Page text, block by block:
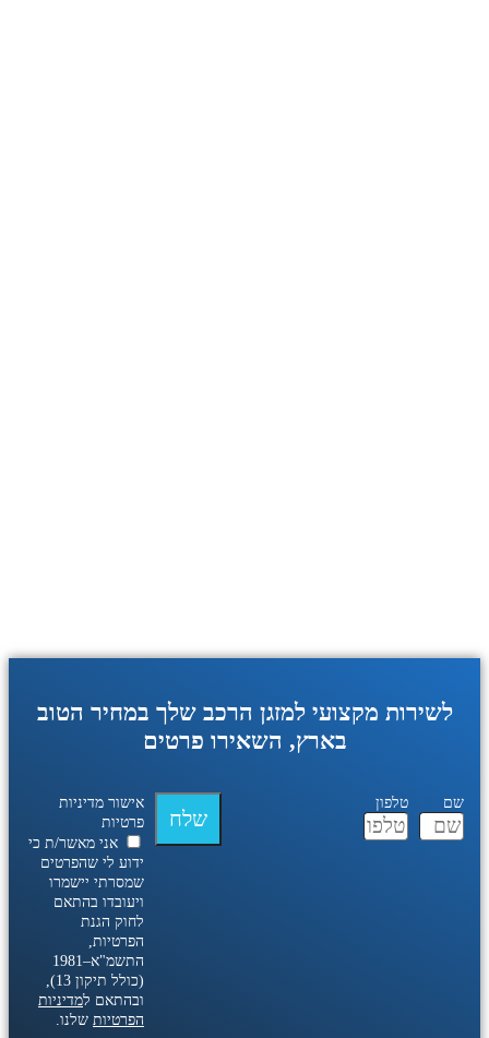
לשירות מקצועי למזגן הרכב שלך במחיר הטוב
בארץ, השאירו פרטים
שם טלפון
אישור מדיניות
פרטיות
אני מאשר/ת כי
ידוע לי שהפרטים
שמסרתי יישמרו
ויעובדו בהתאם
לחוק הגנת
הפרטיות,
התשמ"א–1981
(כולל תיקון 13),
ובהתאם למדיניות
הפרטיות שלנו.
שלח